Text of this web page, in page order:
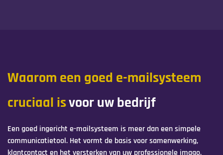
Waarom een goed e-mailsysteem
cruciaal isvoor uw bedrijf
Een goed ingericht e-mailsysteem is meer dan een simpele
communicatietool. Het vormt de basis voor samenwerking,